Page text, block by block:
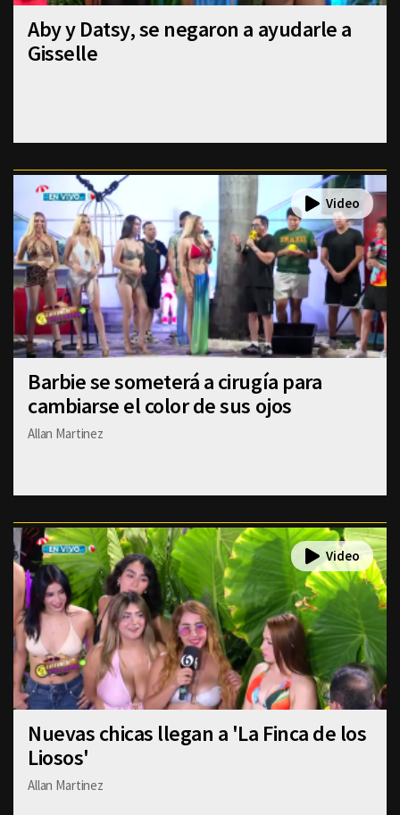
Aby y Datsy, se negaron a ayudarle a
Gisselle
Barbie se someterá a cirugía para
cambiarse el color de sus ojos
Allan Martinez
Nuevas chicas llegan a 'La Finca de los
Liosos'
Allan Martinez